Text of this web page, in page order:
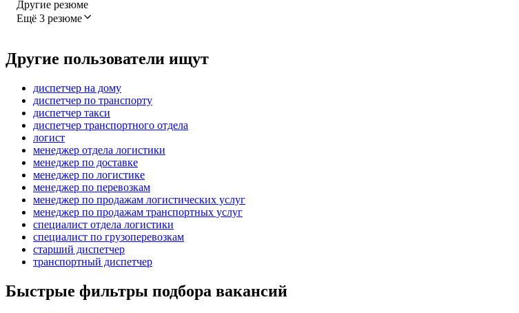
Другие резюме
Ещё 3 резюме
Другие пользователи ищут
диспетчер на дому
диспетчер по транспорту
диспетчер такси
диспетчер транспортного отдела
логист
менеджер отдела логистики
менеджер по доставке
менеджер по логистике
менеджер по перевозкам
менеджер по продажам логистических услуг
менеджер по продажам транспортных услуг
специалист отдела логистики
специалист по грузоперевозкам
старший диспетчер
транспортный диспетчер
Быстрые фильтры подбора вакансий